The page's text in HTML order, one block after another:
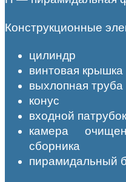
Конструкционные
цилиндр
винтовая крышка
выхлопная труба
конус
входной патрубок
камера
сборника
пирамидальный